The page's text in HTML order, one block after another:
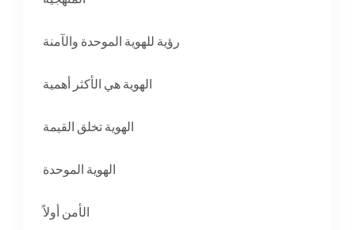
رؤية للهوية الموحدة والآمنة
الهوية هي الأكثر أهمية
الهوية تخلق القيمة
الهوية الموحدة
الأمن أولاً